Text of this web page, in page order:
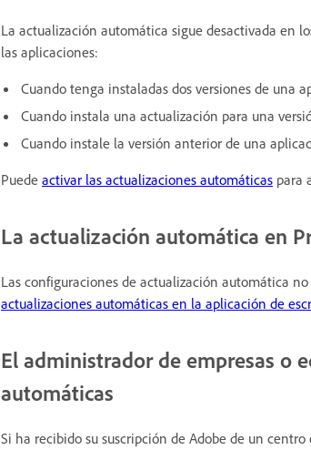
La actualización automática sigue desactivada en
las aplicaciones:
Cuando tenga instaladas dos versiones de una
Cuando instala una actualización para una
Cuando instale la versión anterior de una
Puede activar las actualizaciones automáticas para
La actualización automática en
Las configuraciones de actualización automática
actualizaciones automáticas en la aplicación de
El administrador de empresas o
automáticas
Si ha recibido su suscripción de Adobe de un